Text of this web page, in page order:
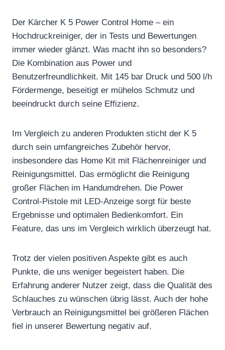
Der Kärcher K 5 Power Control Home – ein
Hochdruckreiniger, der in Tests und Bewertungen
immer wieder glänzt. Was macht ihn so besonders?
Die Kombination aus Power und
Benutzerfreundlichkeit. Mit 145 bar Druck und 500 l/h
Fördermenge, beseitigt er mühelos Schmutz und
beeindruckt durch seine Effizienz.
Im Vergleich zu anderen Produkten sticht der K 5
durch sein umfangreiches Zubehör hervor,
insbesondere das Home Kit mit Flächenreiniger und
Reinigungsmittel. Das ermöglicht die Reinigung
großer Flächen im Handumdrehen. Die Power
Control-Pistole mit LED-Anzeige sorgt für beste
Ergebnisse und optimalen Bedienkomfort. Ein
Feature, das uns im Vergleich wirklich überzeugt hat.
Trotz der vielen positiven Aspekte gibt es auch
Punkte, die uns weniger begeistert haben. Die
Erfahrung anderer Nutzer zeigt, dass die Qualität des
Schlauches zu wünschen übrig lässt. Auch der hohe
Verbrauch an Reinigungsmittel bei größeren Flächen
fiel in unserer Bewertung negativ auf.